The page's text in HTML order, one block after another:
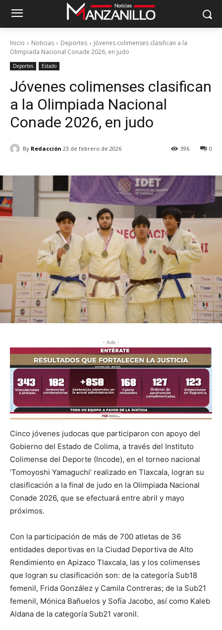
Inicio Noticias Deportes
Jóvenes colimenses clasifican a la
Olimpiada Nacional Conade 2026, en judo
Deportes Estado
Jóvenes colimenses clasifican
a la Olimpiada Nacional
Conade 2026, en judo
By Redacción 23 de febrero de 2026 0
396
- Ads -
Cinco jóvenes judocas que participaron con apoyo del
Gobierno del Estado de Colima, a través del Instituto
Colimense del Deporte (Incode), en el torneo nacional
‘Tomoyoshi Yamaguchi’ realizado en Tlaxcala, logran su
clasificación a la final de judo en la Olimpiada Nacional
Conade 2026, que se efectuará entre abril y mayo
próximos.
Con la participación de más de 700 atletas de 36
entidades deportivas en la Ciudad Deportiva de Alto
Rendimiento en Apizaco Tlaxcala, las y los colimenses
que logran su clasificación son: de la categoría Sub18
femenil, Frida González y Camila Contreras; de la Sub21
femenil, Mónica Bañuelos y Sofía Jacobo, así como Kaleb
Aldana de la categoría Sub21 varonil.